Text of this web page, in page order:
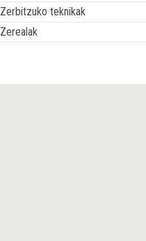
Zerbitzuko teknikak
Zerealak